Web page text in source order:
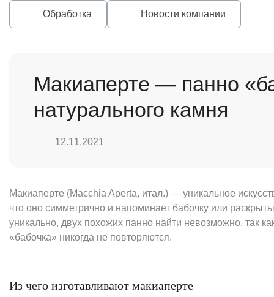
Обработка Новости компании
Макиаперте — панно
натурального камня
12.11.2021
Макиаперте (Macchia Aperta, итал.) — уникальное
что оно симметрично и напоминает бабочку или
уникально, двух похожих панно найти невозможно, так
«бабочка» никогда не повторяются.
Из чего изготавливают макиаперте